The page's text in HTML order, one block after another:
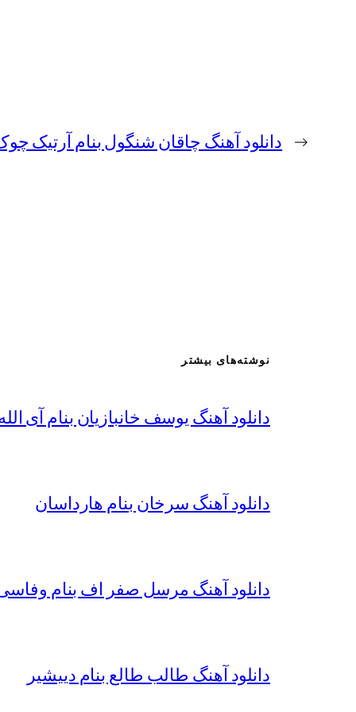
← دانلود آهنگ چاقان شنگول بنام آرتیک
نوشته‌های بیشتر
دانلود آهنگ یوسف خانبازیان بنام آی
دانلود آهنگ سرخان بنام هارداسان
دانلود آهنگ مرسل صفر اف بنام
دانلود آهنگ طالب طالع بنام دییشیر